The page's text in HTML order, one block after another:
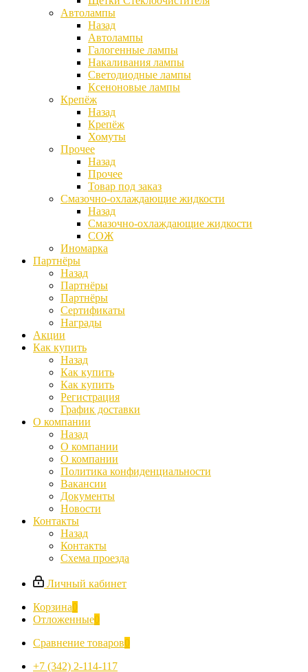
Автолампы
Назад
Автолампы
Галогенные лампы
Накаливания лампы
Светодиодные лампы
Ксеноновые лампы
Крепёж
Назад
Крепёж
Хомуты
Прочее
Назад
Прочее
Товар под заказ
Смазочно-охлаждающие жидкости
Назад
Смазочно-охлаждающие жидкости
СОЖ
Иномарка
Партнёры
Назад
Партнёры
Партнёры
Сертификаты
Награды
Акции
Как купить
Назад
Как купить
Как купить
Регистрация
График доставки
О компании
Назад
О компании
О компании
Политика конфиденциальности
Вакансии
Документы
Новости
Контакты
Назад
Контакты
Схема проезда
Личный кабинет
Корзина0
Отложенные0
Сравнение товаров0
+7 (342) 2-114-117